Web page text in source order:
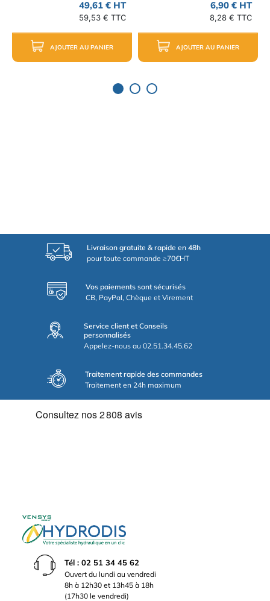
49,61 € HT
59,53 € TTC
AJOUTER AU PANIER
6,90 € HT
8,28 € TTC
AJOUTER AU PANIER
Livraison gratuite & rapide en 48h
pour toute commande ≥70€HT
Vos paiements sont sécurisés
CB, PayPal, Chèque et Virement
Service client et Conseils
personnalisés
Appelez-nous au 02.51.34.45.62
Traitement rapide des commandes
Traitement en 24h maximum
Tél : 02 51 34 45 62
Ouvert du lundi au vendredi
8h à 12h30 et 13h45 à 18h
(17h30 le vendredi)